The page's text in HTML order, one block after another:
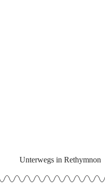
Unterwegs in Rethymnon